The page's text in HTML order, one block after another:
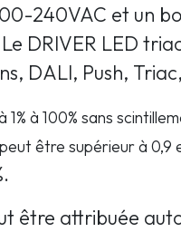
240VAC et un
DRIVER LED
DALI, Push,
à 100% sans
être supérieur à 0,9
être attribuée